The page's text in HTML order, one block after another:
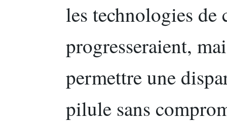
les technologies de
progresseraient,
permettre une
pilule sans